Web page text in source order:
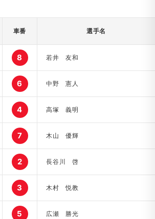
車番 選手名
8 若井 友和
6 中野 憲人
4 高塚 義明
7 木山 優輝
2 長谷川 啓
3 木村 悦教
5 広瀬 勝光